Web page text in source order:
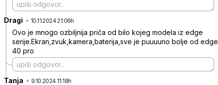
Dragi • 10.11.2024 21:06h
Ovo je mnogo ozbiljnija priča od bilo kojeg modela iz edge
serije.Ekran,zvuk,kamera,baterija,sve je puuuuno bolje od edge
40 pro
Tanja • 9.10.2024 11:18h